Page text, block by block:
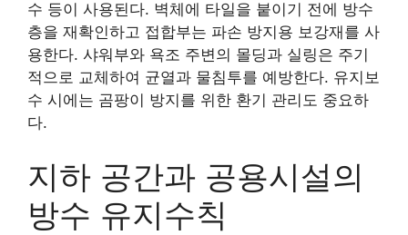
수 등이 사용된다. 벽체에 타일을 붙이기 전에 방수
층을 재확인하고 접합부는 파손 방지용 보강재를 사
용한다. 샤워부와 욕조 주변의 몰딩과 실링은 주기
적으로 교체하여 균열과 물침투를 예방한다. 유지보
수 시에는 곰팡이 방지를 위한 환기 관리도 중요하
다.
지하 공간과 공용시설의
방수 유지수칙